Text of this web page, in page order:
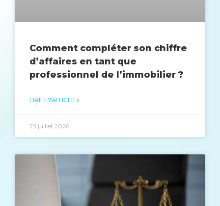
Comment compléter son chiffre
d’affaires en tant que
professionnel de l’immobilier ?
LIRE L'ARTICLE »
23 juillet 2026